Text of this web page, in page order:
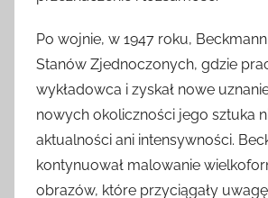
Po wojnie, w 1947 roku,
Stanów Zjednoczonych, gdzie
wykładowca i zyskał nowe
nowych okoliczności jego sztuka
aktualności ani intensywności.
kontynuował malowanie
obrazów, które przyciągały